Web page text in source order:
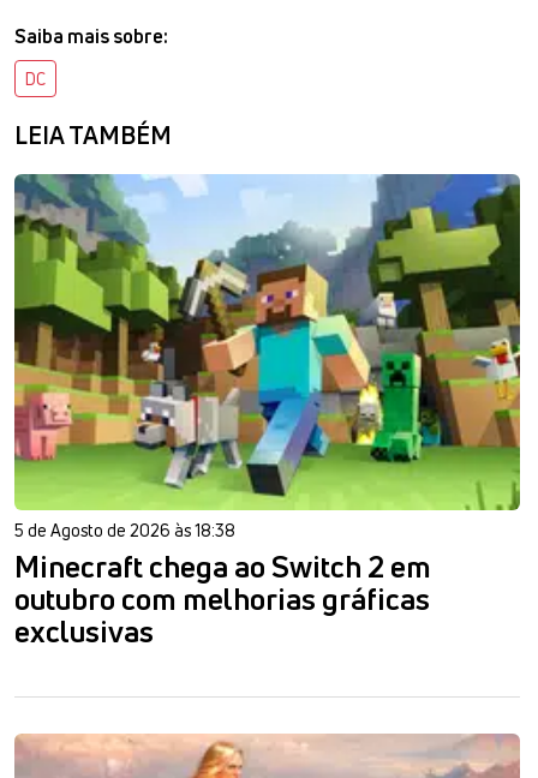
Saiba mais sobre:
DC
LEIA TAMBÉM
5 de Agosto de 2026 às 18:38
Minecraft chega ao Switch 2 em
outubro com melhorias gráficas
exclusivas